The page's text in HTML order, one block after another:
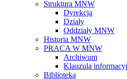
Struktura MNW
Dyrekcja
Działy
Oddziały MNW
Historia MNW
PRACA W MNW
Archiwum
Klauzula
Biblioteka